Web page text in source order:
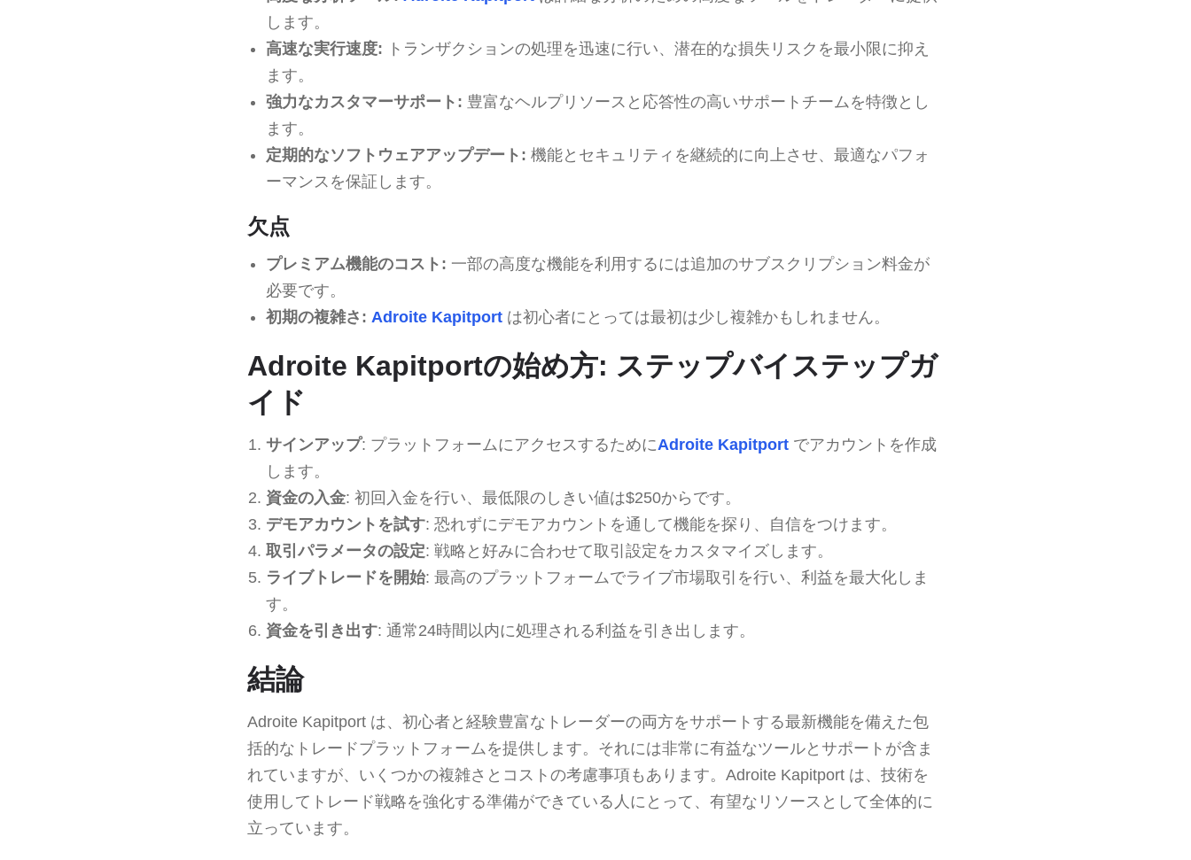
します。
高速な実行速度: トランザクションの処理を迅速に行い、潜在的な損失リスクを最小限に抑え
ます。
強力なカスタマーサポート: 豊富なヘルプリソースと応答性の高いサポートチームを特徴とし
ます。
定期的なソフトウェアアップデート: 機能とセキュリティを継続的に向上させ、最適なパフォ
ーマンスを保証します。
欠点
プレミアム機能のコスト: 一部の高度な機能を利用するには追加のサブスクリプション料金が
必要です。
初期の複雑さ: Adroite Kapitportは初心者にとっては最初は少し複雑かもしれません。
Adroite Kapitportの始め方: ステップバイステップガ
イド
サインアップ: プラットフォームにアクセスするためにAdroite Kapitportでアカウントを作成
します。
資金の入金: 初回入金を行い、最低限のしきい値は$250からです。
デモアカウントを試す: 恐れずにデモアカウントを通して機能を探り、自信をつけます。
取引パラメータの設定: 戦略と好みに合わせて取引設定をカスタマイズします。
ライブトレードを開始: 最高のプラットフォームでライブ市場取引を行い、利益を最大化しま
す。
資金を引き出す: 通常24時間以内に処理される利益を引き出します。
結論
Adroite Kapitport は、初心者と経験豊富なトレーダーの両方をサポートする最新機能を備えた包
括的なトレードプラットフォームを提供します。それには非常に有益なツールとサポートが含ま
れていますが、いくつかの複雑さとコストの考慮事項もあります。Adroite Kapitport は、技術を
使用してトレード戦略を強化する準備ができている人にとって、有望なリソースとして全体的に
立っています。